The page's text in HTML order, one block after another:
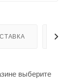
выберите